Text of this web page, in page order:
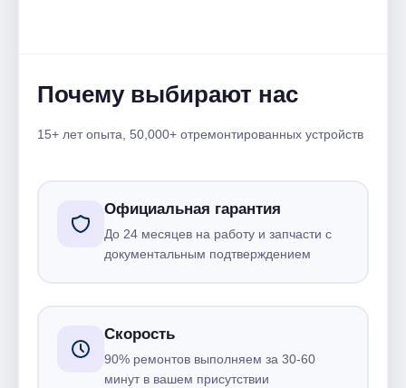
Почему выбирают нас
15+ лет опыта, 50,000+ отремонтированных устройств
Официальная гарантия
До 24 месяцев на работу и запчасти с
документальным подтверждением
Скорость
90% ремонтов выполняем за 30-60
минут в вашем присутствии